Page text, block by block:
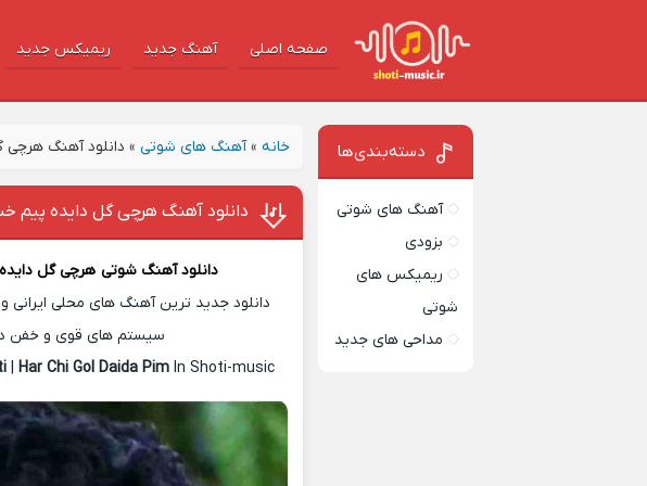
صفحه اصلی آهنگ‌ جدید ریمیکس جدید
خانه »آهنگ های شوتی » دانلود آهنگ
دانلود آهنگ هرچی گل دایده پیم
دانلود آهنگ شوتی هرچی گل
دانلود جدید ترین آهنگ های محلی
سیستم های قوی و خفن
| Har Chi Gol Daida PimIn Shoti-music
دسته‌بندی‌ها
آهنگ های شوتی
بزودی
ریمیکس های
شوتی
مداحی های جدید